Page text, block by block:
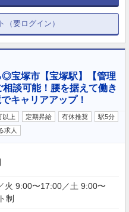
（要ログイン）
宝塚市【宝塚駅】【管理
談可能！腰を据えて働き
キャリアアップ！
以上 定期昇給 有休推奨
駅5分
求人
火 9:00〜17:00／土 9:00〜
制